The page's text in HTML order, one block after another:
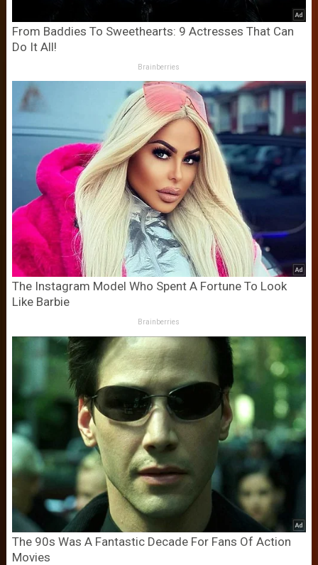
From Baddies To Sweethearts: 9 Actresses That Can
Do It All!
Brainberries
The Instagram Model Who Spent A Fortune To Look
Like Barbie
Brainberries
The 90s Was A Fantastic Decade For Fans Of Action
Movies